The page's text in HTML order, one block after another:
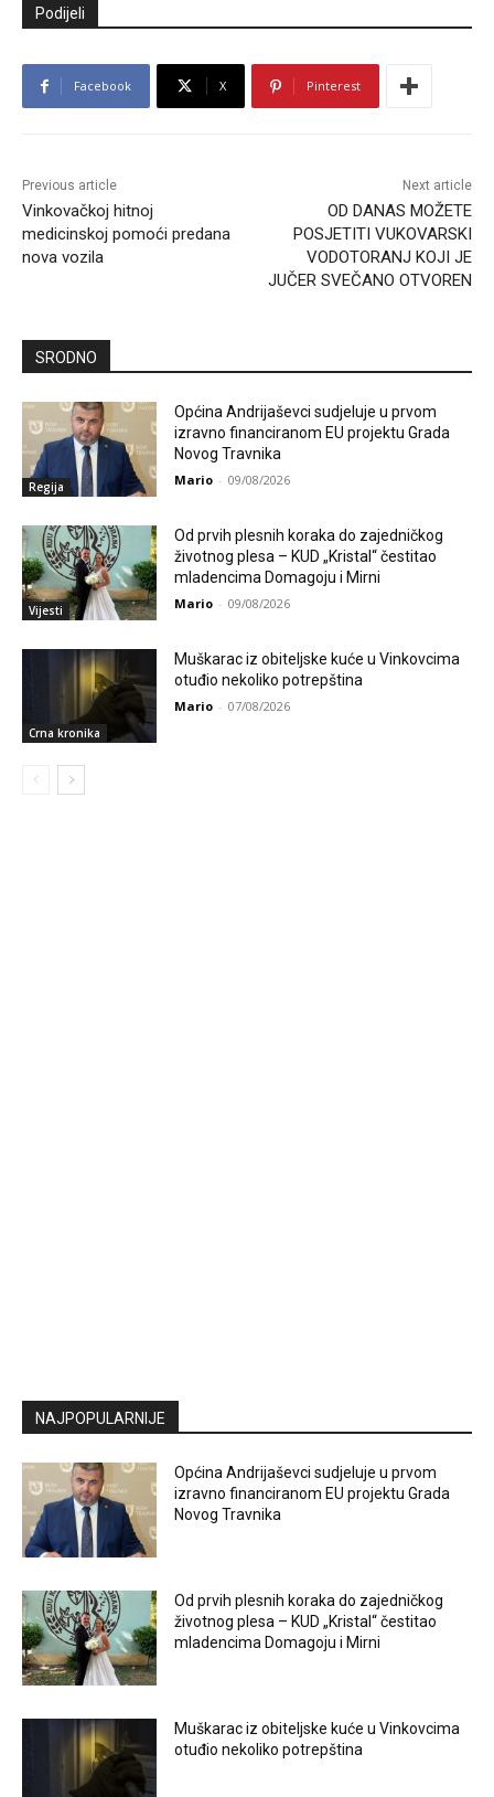
Podijeli
Facebook X Pinterest
Previous article
Vinkovačkoj hitnoj
medicinskoj pomoći predana
nova vozila
Next article
OD DANAS MOŽETE
POSJETITI VUKOVARSKI
VODOTORANJ KOJI JE
JUČER SVEČANO OTVOREN
SRODNO
Regija
Općina Andrijaševci sudjeluje u prvom
izravno financiranom EU projektu Grada
Novog Travnika
Mario - 09/08/2026
Vijesti
Od prvih plesnih koraka do zajedničkog
životnog plesa – KUD „Kristal“ čestitao
mladencima Domagoju i Mirni
Mario - 09/08/2026
Crna kronika
Muškarac iz obiteljske kuće u Vinkovcima
otuđio nekoliko potrepština
Mario - 07/08/2026
NAJPOPULARNIJE
Općina Andrijaševci sudjeluje u prvom
izravno financiranom EU projektu Grada
Novog Travnika
Od prvih plesnih koraka do zajedničkog
životnog plesa – KUD „Kristal“ čestitao
mladencima Domagoju i Mirni
Muškarac iz obiteljske kuće u Vinkovcima
otuđio nekoliko potrepština